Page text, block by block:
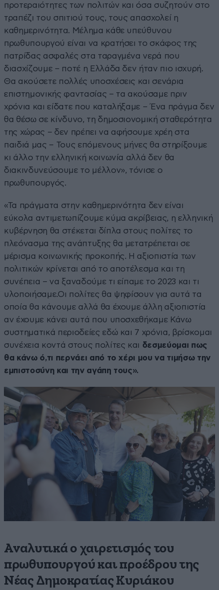
προτεραιότητες των πολιτών και όσα συζητούν στο
τραπέζι του σπιτιού τους, τους απασχολεί η
καθημερινότητα. Μέλημα κάθε υπεύθυνου
πρωθυπουργού είναι να κρατήσει το σκάφος της
πατρίδας ασφαλές στα ταραγμένα νερά που
διασχίζουμε – ποτέ η Ελλάδα δεν ήταν πιο ισχυρή.
Θα ακούσετε πολλές υποσχέσεις και σενάρια
επιστημονικής φαντασίας – τα ακούσαμε πριν
χρόνια και είδατε που καταλήξαμε – Ένα πράγμα δεν
θα θέσω σε κίνδυνο, τη δημοσιονομική σταθερότητα
της χώρας – δεν πρέπει να αφήσουμε χρέη στα
παιδιά μας – Τους επόμενους μήνες θα στηρίξουμε
κι άλλο την ελληνική κοινωνία αλλά δεν θα
διακινδυνεύσουμε το μέλλον», τόνισε ο
πρωθυπουργός.
«Τα πράγματα στην καθημερινότητα δεν είναι
εύκολα αντιμετωπίζουμε κύμα ακρίβειας, η ελληνική
κυβέρνηση θα στέκεται δίπλα στους πολίτες το
πλεόνασμα της ανάπτυξης θα μετατρέπεται σε
μέρισμα κοινωνικής προκοπής. Η αξιοπιστία των
πολιτικών κρίνεται από το αποτέλεσμα και τη
συνέπεια – να ξαναδούμε τι είπαμε το 2023 και τι
υλοποιήσαμε.Οι πολίτες θα ψηφίσουν για αυτά τα
οποία θα κάνουμε αλλά θα έχουμε άλλη αξιοπιστία
αν έχουμε κάνει αυτά που υποσχεθήκαμε Κάνω
συστηματικά περιοδείες εδώ και 7 χρόνια, βρίσκομαι
συνέχεια κοντά στους πολίτες και δεσμεύομαι πως
θα κάνω ό,τι περνάει από το χέρι μου να τιμήσω την
εμπιστοσύνη και την αγάπη τους».
Αναλυτικά ο χαιρετισμός του
πρωθυπουργού και προέδρου της
Νέας Δημοκρατίας Κυριάκου